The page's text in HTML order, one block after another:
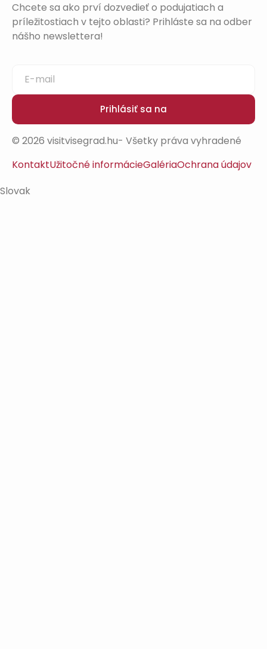
Chcete sa ako prví dozvedieť o podujatiach a
príležitostiach v tejto oblasti? Prihláste sa na odber
nášho newslettera!
Prihlásiť sa na
© 2026 visitvisegrad.hu- Všetky práva vyhradené
KontaktUžitočné informácieGalériaOchrana údajov
Slovak